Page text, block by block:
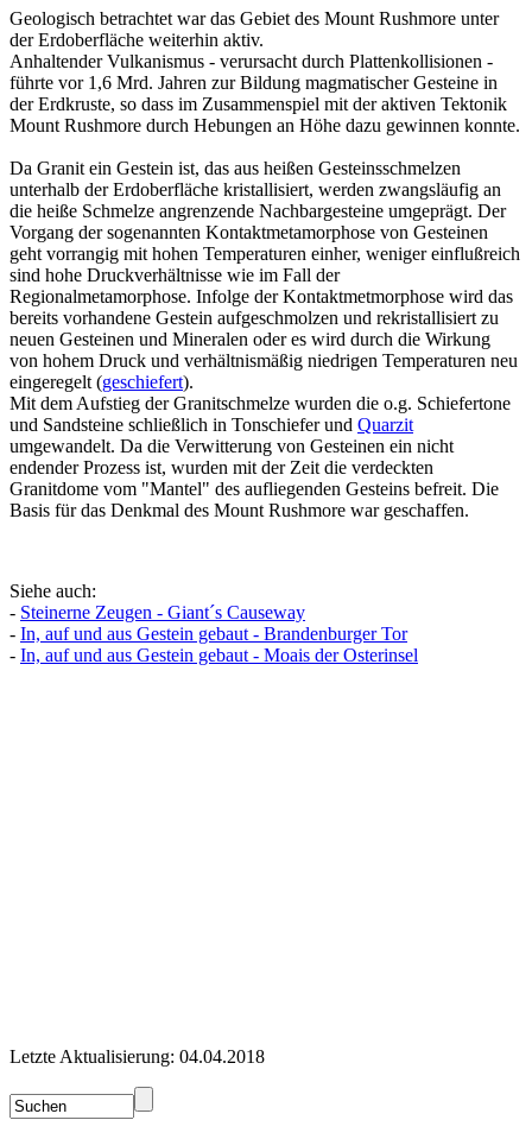
Geologisch betrachtet war das Gebiet des Mount Rushmore unter
der Erdoberfläche weiterhin aktiv.
Anhaltender Vulkanismus - verursacht durch Plattenkollisionen -
führte vor 1,6 Mrd. Jahren zur Bildung magmatischer Gesteine in
der Erdkruste, so dass im Zusammenspiel mit der aktiven Tektonik
Mount Rushmore durch Hebungen an Höhe dazu gewinnen konnte.
Da Granit ein Gestein ist, das aus heißen Gesteinsschmelzen
unterhalb der Erdoberfläche kristallisiert, werden zwangsläufig an
die heiße Schmelze angrenzende Nachbargesteine umgeprägt. Der
Vorgang der sogenannten Kontaktmetamorphose von Gesteinen
geht vorrangig mit hohen Temperaturen einher, weniger einflußreich
sind hohe Druckverhältnisse wie im Fall der
Regionalmetamorphose. Infolge der Kontaktmetmorphose wird das
bereits vorhandene Gestein aufgeschmolzen und rekristallisiert zu
neuen Gesteinen und Mineralen oder es wird durch die Wirkung
von hohem Druck und verhältnismäßig niedrigen Temperaturen neu
eingeregelt (geschiefert).
Mit dem Aufstieg der Granitschmelze wurden die o.g. Schiefertone
und Sandsteine schließlich in Tonschiefer und Quarzit
umgewandelt. Da die Verwitterung von Gesteinen ein nicht
endender Prozess ist, wurden mit der Zeit die verdeckten
Granitdome vom "Mantel" des aufliegenden Gesteins befreit. Die
Basis für das Denkmal des Mount Rushmore war geschaffen.
Siehe auch:
- Steinerne Zeugen - Giant´s Causeway
- In, auf und aus Gestein gebaut - Brandenburger Tor
- In, auf und aus Gestein gebaut - Moais der Osterinsel
Letzte Aktualisierung: 04.04.2018